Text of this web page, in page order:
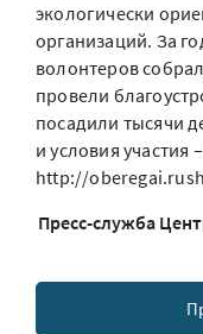
экологически
организаций. За
волонтеров
провели
посадили тысячи
и условия участия
http://
Пресс-служба